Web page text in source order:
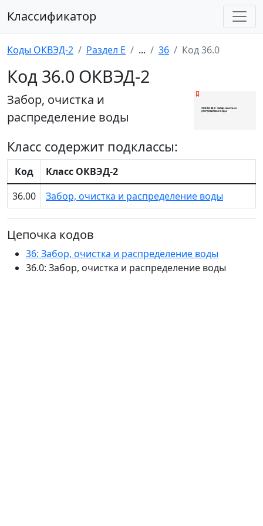
Классификатор
Коды ОКВЭД-2 Раздел E ... 36 Код 36.0
Код 36.0 ОКВЭД-2
Забор, очистка и
распределение воды
Класс содержит подклассы:
Код
Класс ОКВЭД-2
36.00
Забор, очистка и распределение воды
Цепочка кодов
36: Забор, очистка и распределение воды
36.0: Забор, очистка и распределение воды